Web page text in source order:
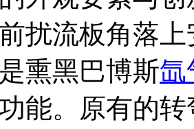
扰流板角落
熏黑巴博斯氙
能。原有的